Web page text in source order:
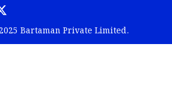
Bartaman Private Limited.